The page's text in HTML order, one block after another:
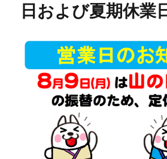
日および夏期休業